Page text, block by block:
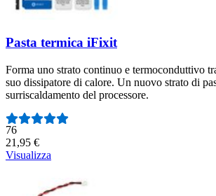
Pasta termica iFixit
Forma uno strato continuo e termoconduttivo
suo dissipatore di calore. Un nuovo strato di
surriscaldamento del processore.
Numero di recensioni:
76
21,95 €
Visualizza